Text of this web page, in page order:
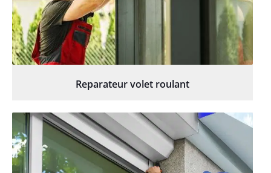
Reparateur volet roulant